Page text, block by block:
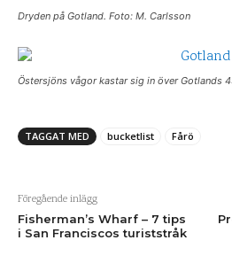
Dryden på Gotland. Foto: M. Carlsson
Östersjöns vågor kastar sig in över Gotlands
TAGGAT MED bucketlist Fårö
Föregående inlägg
Fisherman’s Wharf – 7 tips
i San Franciscos turiststråk